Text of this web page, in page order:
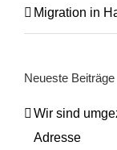
Migration in
Neueste Beiträge
Wir sind
Adresse